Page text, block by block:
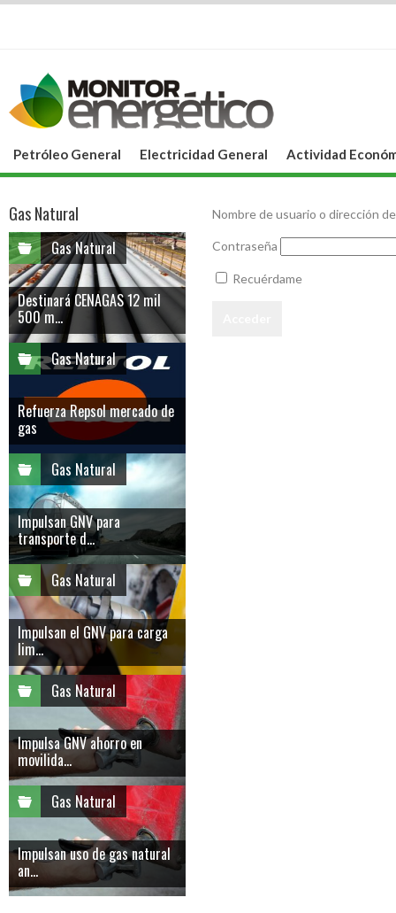
Petróleo General Electricidad General Actividad
Nombre de usuario o dirección
Contraseña
Recuérdame
Gas Natural
Gas Natural
Destinará CENAGAS 12 mil
500 m...
Gas Natural
Refuerza Repsol mercado de
gas
Gas Natural
Impulsan GNV para
transporte d...
Gas Natural
Impulsan el GNV para carga
lim...
Gas Natural
Impulsa GNV ahorro en
movilida...
Gas Natural
Impulsan uso de gas natural
an...